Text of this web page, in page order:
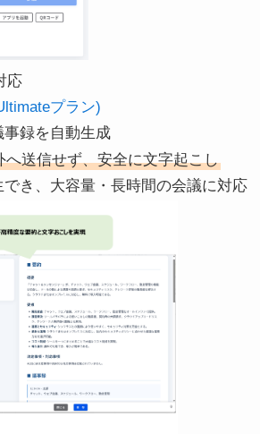
応
プラン)
録を自動生成
送信せず、安全に文字起こし
き、大容量・長時間の会議に対応